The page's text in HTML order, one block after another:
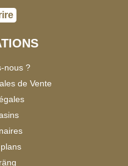
nous ?
de Vente